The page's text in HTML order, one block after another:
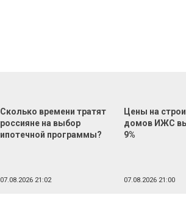
Сколько времени тратят
россияне на выбор
ипотечной программы?
07.08.2026 21:02
Цены на
домов ИЖС
9%
07.08.2026 21:00